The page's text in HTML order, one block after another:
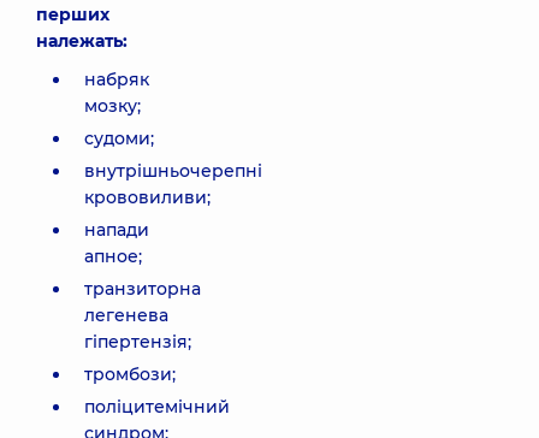
перших
належать:
набряк
мозку;
судоми;
внутрішньочерепні
крововиливи;
напади
апное;
транзиторна
легенева
гіпертензія;
тромбози;
поліцитемічний
синдром;